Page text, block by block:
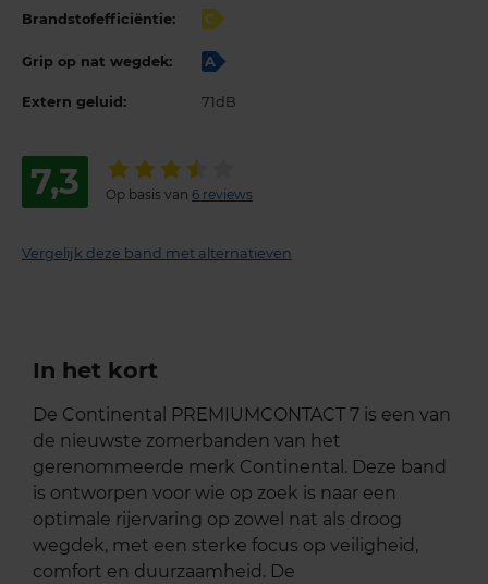
Brandstofefficiëntie: C
Grip op nat wegdek: A
Extern geluid: 71dB
7,3 Op basis van 6 reviews
Vergelijk deze band met alternatieven
In het kort
De Continental PREMIUMCONTACT 7 is een van
de nieuwste zomerbanden van het
gerenommeerde merk Continental. Deze band
is ontworpen voor wie op zoek is naar een
optimale rijervaring op zowel nat als droog
wegdek, met een sterke focus op veiligheid,
comfort en duurzaamheid. De